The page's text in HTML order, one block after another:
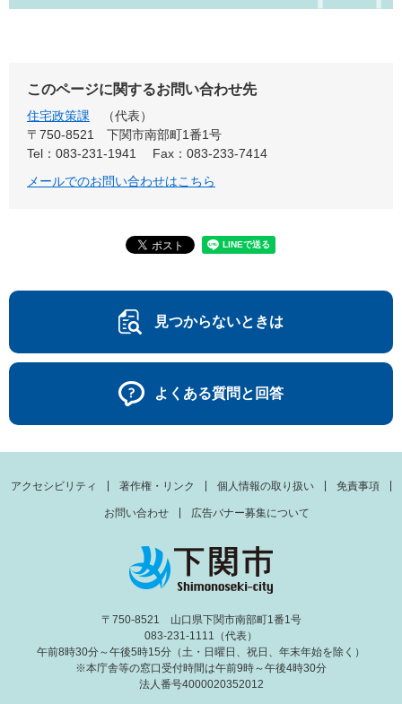
このページに関するお問い合わせ先
住宅政策課
代表
〒750-8521 下関市南部町1番1号
Tel：083-231-1941
Fax：083-233-7414
メールでのお問い合わせはこちら
見つからないときは
よくある質問と回答
アクセシビリティ 著作権・リンク 個人情報の取り扱い 免責事項
お問い合わせ 広告バナー募集について
〒750-8521 山口県下関市南部町1番1号
083-231-1111（代表）
午前8時30分～午後5時15分（土・日曜日、祝日、年末年始を除く）
※本庁舎等の窓口受付時間は午前9時～午後4時30分
法人番号4000020352012